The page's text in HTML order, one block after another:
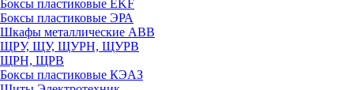
Боксы пластиковые EKF
Боксы пластиковые ЭРА
Шкафы металлические ABB
ЩРУ, ЩУ, ЩУРН, ЩУРВ
ЩРН, ЩРВ
Боксы пластиковые КЭАЗ